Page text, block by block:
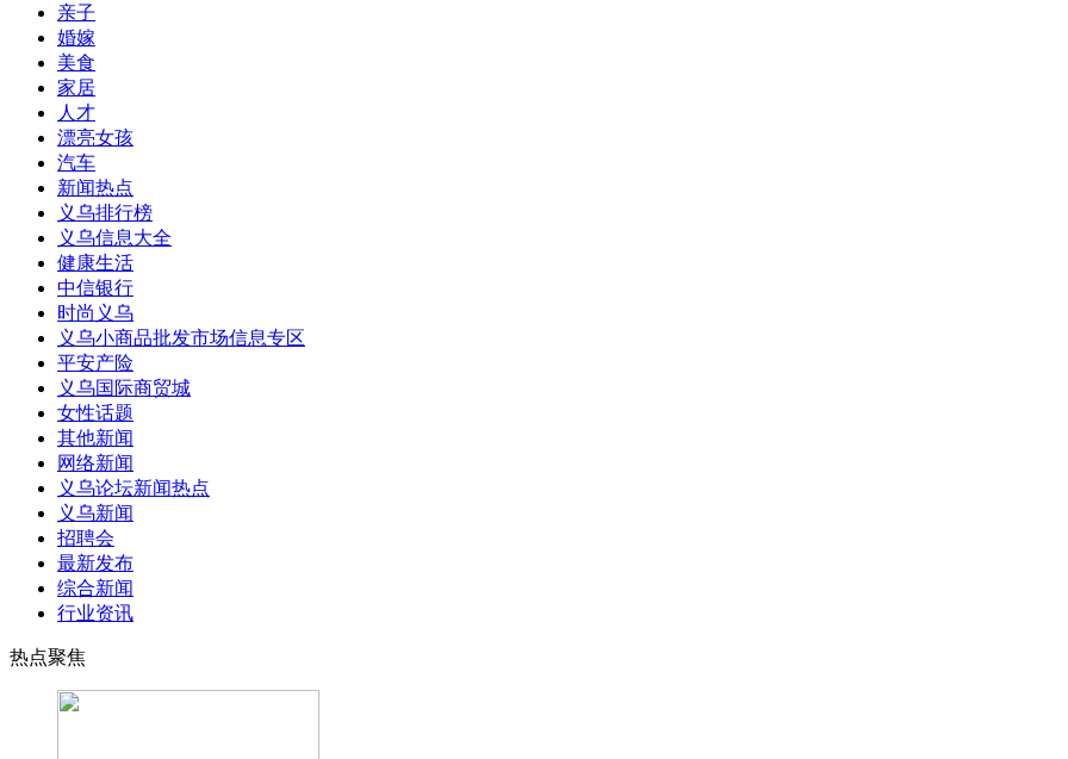
亲子
婚嫁
美食
家居
人才
漂亮女孩
汽车
新闻热点
义乌排行榜
义乌信息大全
健康生活
中信银行
时尚义乌
义乌小商品批发市场信息专区
平安产险
义乌国际商贸城
女性话题
其他新闻
网络新闻
义乌论坛新闻热点
义乌新闻
招聘会
最新发布
综合新闻
行业资讯
热点聚焦